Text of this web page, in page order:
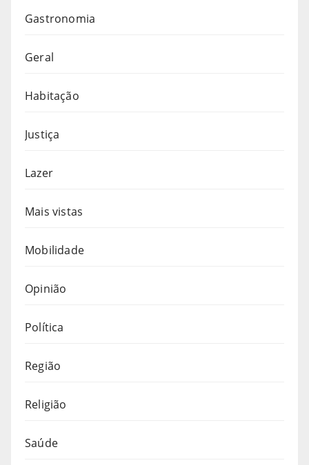
Gastronomia
Geral
Habitação
Justiça
Lazer
Mais vistas
Mobilidade
Opinião
Política
Região
Religião
Saúde